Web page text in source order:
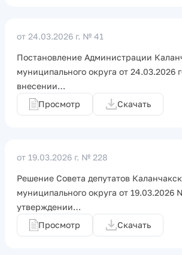
от 24.03.2026 г. № 41
Постановление Администрации
муниципального округа от 24.03.2026
внесении…
Просмотр
Скачать
от 19.03.2026 г. № 228
Решение Совета депутатов
муниципального округа от 19.03.2026
утверждении…
Просмотр
Скачать